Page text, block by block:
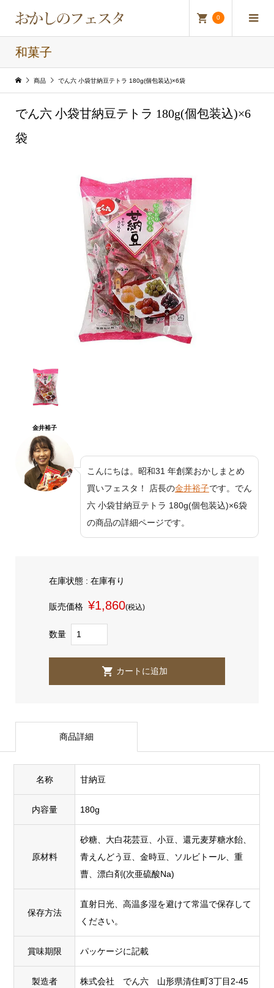
0
和菓子
商品 でん六 小袋甘納豆テトラ 180g(個包装込)×6袋
でん六 小袋甘納豆テトラ 180g(個包装込)×6
袋
金井裕子
こんにちは。昭和31 年創業おかしまとめ
買いフェスタ！ 店長の金井裕子です。でん
六 小袋甘納豆テトラ 180g(個包装込)×6袋
の商品の詳細ページです。
在庫状態 : 在庫有り
販売価格 ¥1,860(税込)
数量
商品詳細
名称 甘納豆
内容量 180g
原材料
砂糖、大白花芸豆、小豆、還元麦芽糖水飴、
青えんどう豆、金時豆、ソルビトール、重
曹、漂白剤(次亜硫酸Na)
保存方法
直射日光、高温多湿を避けて常温で保存して
ください。
賞味期限 パッケージに記載
製造者 株式会社 でん六 山形県清住町3丁目2-45